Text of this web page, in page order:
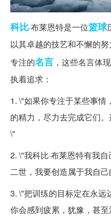
科比·布莱恩特是一位篮球
以其卓越的技艺和不懈的
专注的名言 ，这些名言体
执着追求：
1. \"如果你专注于某些事情
的精力，尽力去完成它们。
\"
2. \"我科比·布莱恩特有我
二世，我要创造属于我自
3. \"把训练的目标定在永远
你会感到疲累，犹豫，甚